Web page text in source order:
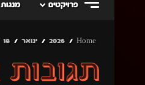
פרויקטים מנגות
Home
2026 ינואר 18